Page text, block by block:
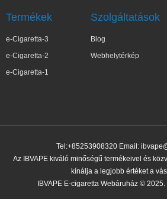
Termékek
e-Cigaretta-3
e-Cigaretta-2
e-Cigaretta-1
Szolgáltatások
Blog
Webhelytérkép
Tel:+85253908320 Email:
Az IBVAPE kiváló minőségű termékeivel és
kínálja a legjobb értéket a
IBVAPE E-cigaretta Webáruház ©
Kata***yna